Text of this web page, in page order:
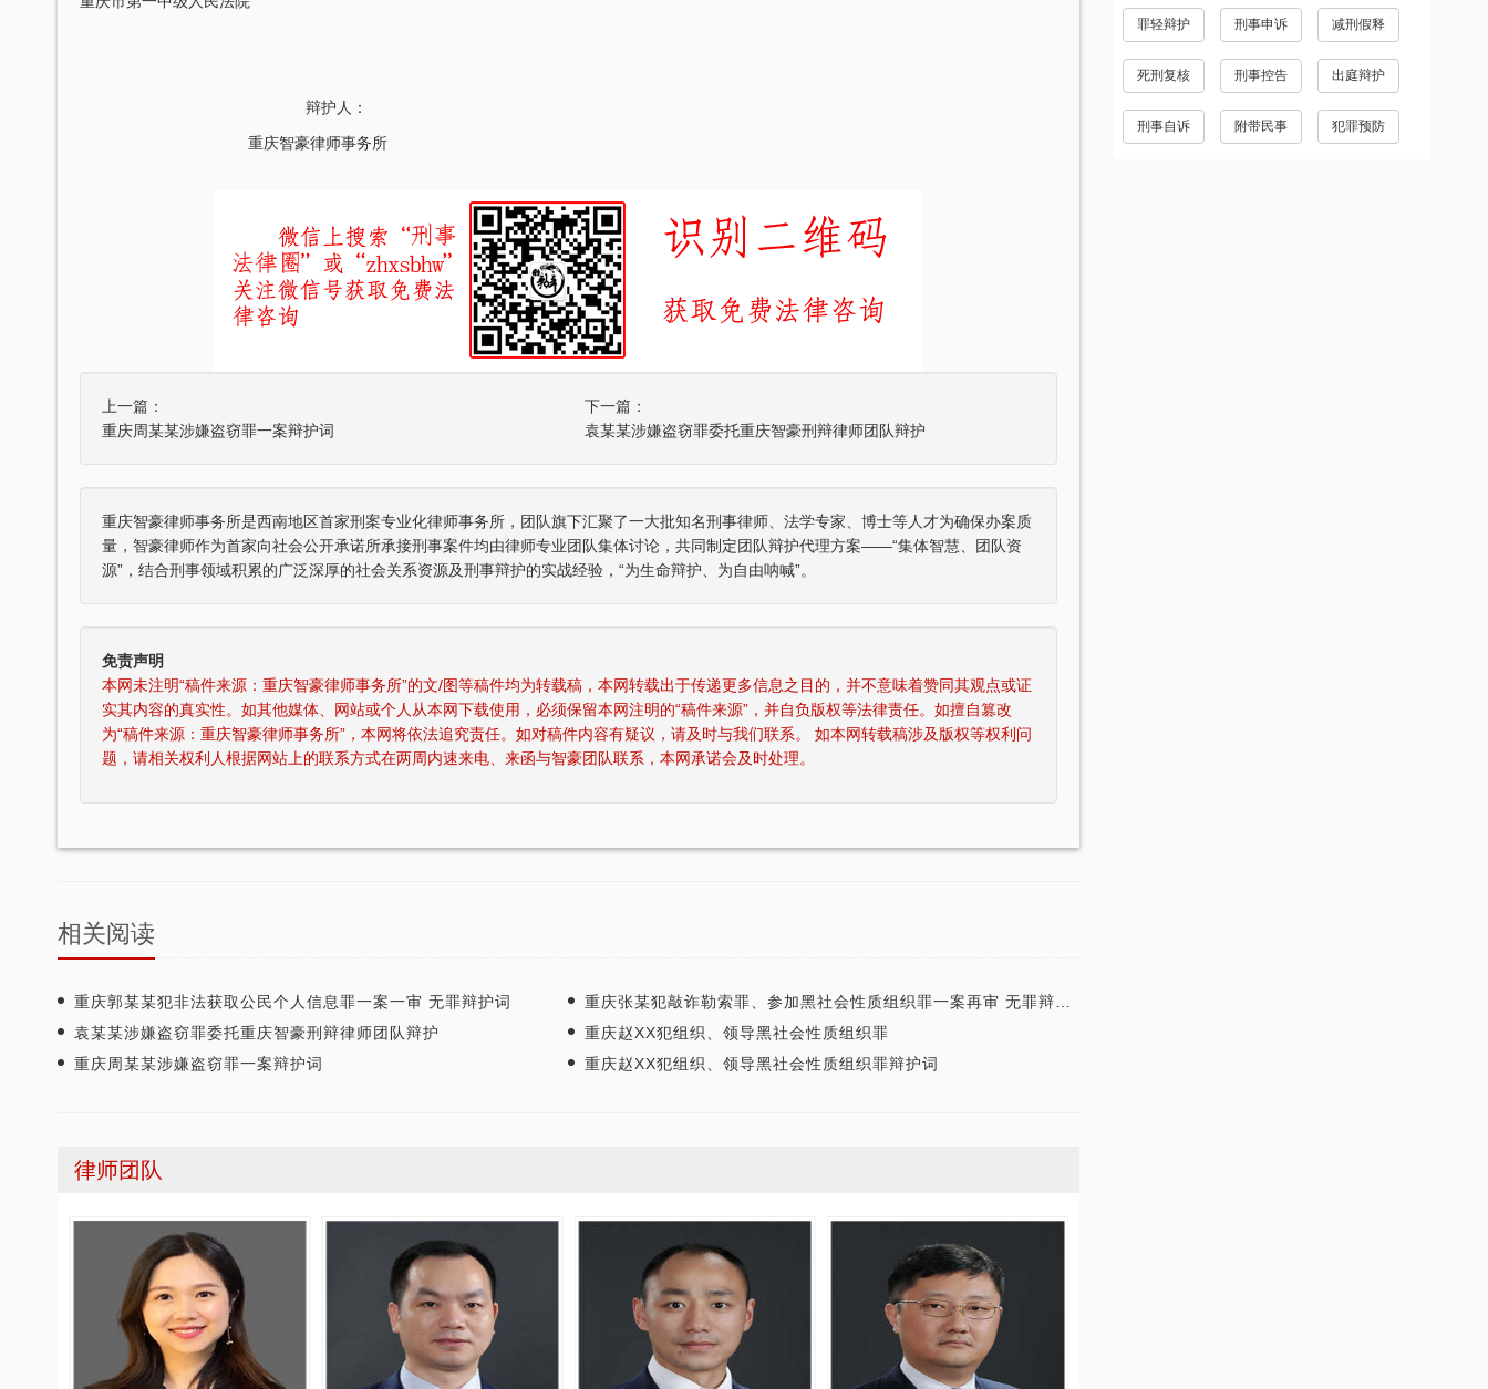
辩护人：
重庆智豪律师事务所
上一篇：
重庆周某某涉嫌盗窃罪一案辩护词
下一篇：
袁某某涉嫌盗窃罪委托重庆智豪刑辩律师团队辩护
重庆智豪律师事务所是西南地区首家刑案专业化律师事务所，团队旗下汇聚了一大批知名刑事律师、法学专家、博士等人才为确保办案质
量，智豪律师作为首家向社会公开承诺所承接刑事案件均由律师专业团队集体讨论，共同制定团队辩护代理方案——“集体智慧、团队资
源”，结合刑事领域积累的广泛深厚的社会关系资源及刑事辩护的实战经验，“为生命辩护、为自由呐喊”。
免责声明
本网未注明“稿件来源：重庆智豪律师事务所”的文/图等稿件均为转载稿，本网转载出于传递更多信息之目的，并不意味着赞同其观点或证
实其内容的真实性。如其他媒体、网站或个人从本网下载使用，必须保留本网注明的“稿件来源”，并自负版权等法律责任。如擅自篡改
为“稿件来源：重庆智豪律师事务所”，本网将依法追究责任。如对稿件内容有疑议，请及时与我们联系。 如本网转载稿涉及版权等权利问
题，请相关权利人根据网站上的联系方式在两周内速来电、来函与智豪团队联系，本网承诺会及时处理。
相关阅读
重庆郭某某犯非法获取公民个人信息罪一案一审 无罪辩护词
重庆张某犯敲诈勒索罪、参加黑社会性质组织罪一案再审 无罪辩护词
袁某某涉嫌盗窃罪委托重庆智豪刑辩律师团队辩护
重庆赵XX犯组织、领导黑社会性质组织罪
重庆周某某涉嫌盗窃罪一案辩护词
重庆赵XX犯组织、领导黑社会性质组织罪辩护词
律师团队
罪轻辩护 刑事申诉 减刑假释
死刑复核 刑事控告 出庭辩护
刑事自诉 附带民事 犯罪预防